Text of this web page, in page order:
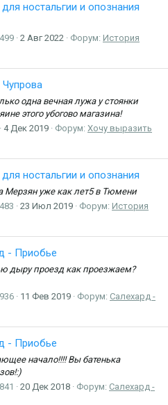
ностальгии и опознания
2 Авг 2022 Форум: История
одна вечная лужа у стоянки
этого убогово магазина!
4 Дек 2019 Форум: Хочу выразить
ностальгии и опознания
уже как лет5 в Тюмени
23 Июл 2019 Форум: История
- Приобье
дыру проезд как проезжаем?
11 Фев 2019 Форум: Салехард -
- Приобье
начало!!!! Вы батенька
20 Дек 2018 Форум: Салехард -